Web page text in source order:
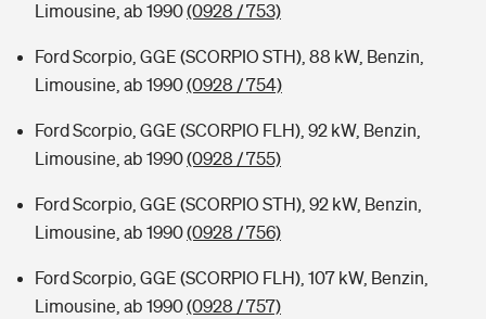
Limousine, ab 1990(0928 / 753)
Ford Scorpio, GGE (SCORPIO STH), 88 kW, Benzin,
Limousine, ab 1990(0928 / 754)
Ford Scorpio, GGE (SCORPIO FLH), 92 kW, Benzin,
Limousine, ab 1990(0928 / 755)
Ford Scorpio, GGE (SCORPIO STH), 92 kW, Benzin,
Limousine, ab 1990(0928 / 756)
Ford Scorpio, GGE (SCORPIO FLH), 107 kW, Benzin,
Limousine, ab 1990(0928 / 757)